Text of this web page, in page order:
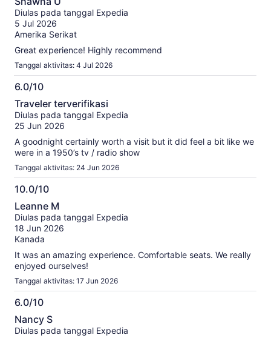
dari
10
Diulas pada tanggal Expedia
5 Jul 2026
Amerika Serikat
Great experience! Highly recommend
Tanggal aktivitas: 4 Jul 2026
6.0/10
6.0
dari
10
Traveler terverifikasi
Diulas pada tanggal Expedia
25 Jun 2026
A goodnight certainly worth a visit but it did feel a bit like we
were in a 1950’s tv / radio show
Tanggal aktivitas: 24 Jun 2026
10.0/10
10.0
dari
10
Leanne M
Diulas pada tanggal Expedia
18 Jun 2026
Kanada
It was an amazing experience. Comfortable seats. We really
enjoyed ourselves!
Tanggal aktivitas: 17 Jun 2026
6.0/10
6.0
dari
Nancy S
Diulas pada tanggal Expedia